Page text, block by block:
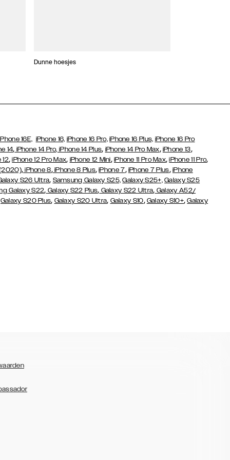
Dunne hoesjes
16E, iPhone 16, iPhone 16 Pro, iPhone 16 Plus, iPhone 16 Pro
14, iPhone 14 Pro, iPhone 14 Plus, iPhone 14 Pro Max, iPhone 13,
12,iPhone 12 Pro Max, iPhone 12 Mini, iPhone 11 Pro Max,iPhone 11 Pro,
,iPhone 8,iPhone 8 Plus,iPhone 7, iPhone 7 Plus, iPhone
S26 Ultra, Samsung Galaxy S25, Galaxy S25+, Galaxy S25
Galaxy S22, Galaxy S22 Plus, Galaxy S22 Ultra, Galaxy A52/
Galaxy S20 Plus, Galaxy S20 Ultra, Galaxy S10, Galaxy S10+,Galaxy